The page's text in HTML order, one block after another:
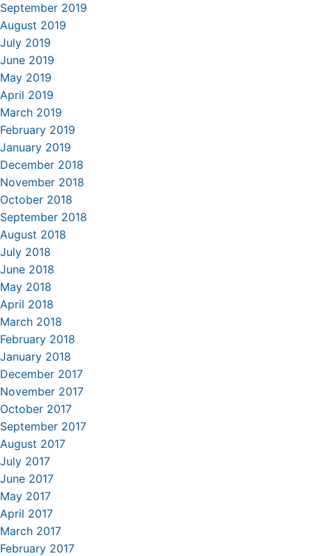
September 2019
August 2019
July 2019
June 2019
May 2019
April 2019
March 2019
February 2019
January 2019
December 2018
November 2018
October 2018
September 2018
August 2018
July 2018
June 2018
May 2018
April 2018
March 2018
February 2018
January 2018
December 2017
November 2017
October 2017
September 2017
August 2017
July 2017
June 2017
May 2017
April 2017
March 2017
February 2017